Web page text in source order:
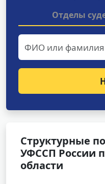
Отделы
Структурные
УФССП России
области